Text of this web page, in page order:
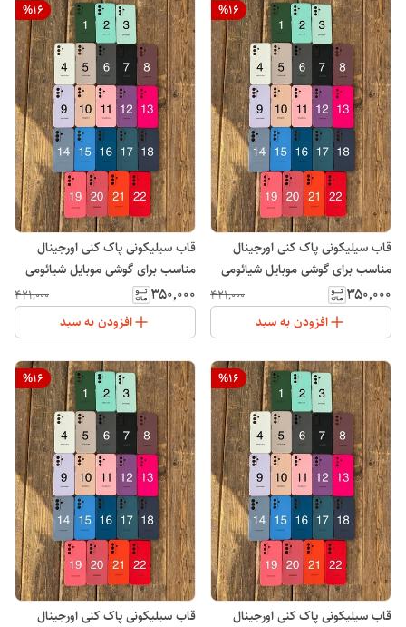
%16
قاب سیلیکونی پاک کنی اورجینال
مناسب برای گوشی موبایل شیائومی
Note 13 4G
۳۵۰٬۰۰۰ ۴۲۱٬۰۰۰
افزودن به سبد
%16
قاب سیلیکونی پاک کنی اورجینال
مناسب برای گوشی موبایل شیائومی
Xiaomi Redmi 13 4G
۳۵۰٬۰۰۰ ۴۲۱٬۰۰۰
افزودن به سبد
%16
قاب سیلیکونی پاک کنی اورجینال
%16
قاب سیلیکونی پاک کنی اورجینال